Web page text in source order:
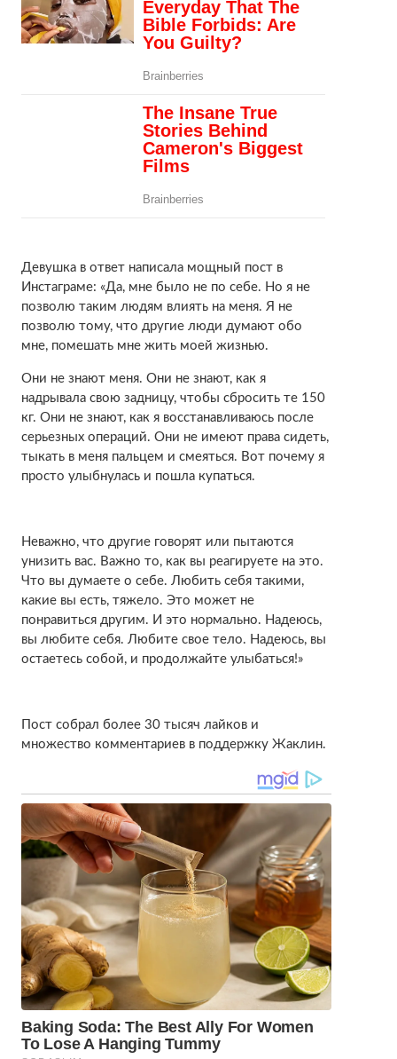
Девушка в ответ написала мощный пост в
Инстаграме: «Да, мне было не по себе. Но я не
позволю таким людям влиять на меня. Я не
позволю тому, что другие люди думают обо
мне, помешать мне жить моей жизнью.
Они не знают меня. Они не знают, как я
надрывала свою задницу, чтобы сбросить те 150
кг. Они не знают, как я восстанавливаюсь после
серьезных операций. Они не имеют права сидеть,
тыкать в меня пальцем и смеяться. Вот почему я
просто улыбнулась и пошла купаться.
Неважно, что другие говорят или пытаются
унизить вас. Важно то, как вы реагируете на это.
Что вы думаете о себе. Любить себя такими,
какие вы есть, тяжело. Это может не
понравиться другим. И это нормально. Надеюсь,
вы любите себя. Любите свое тело. Надеюсь, вы
остаетесь собой, и продолжайте улыбаться!»
Пост собрал более 30 тысяч лайков и
множество комментариев в поддержку Жаклин.